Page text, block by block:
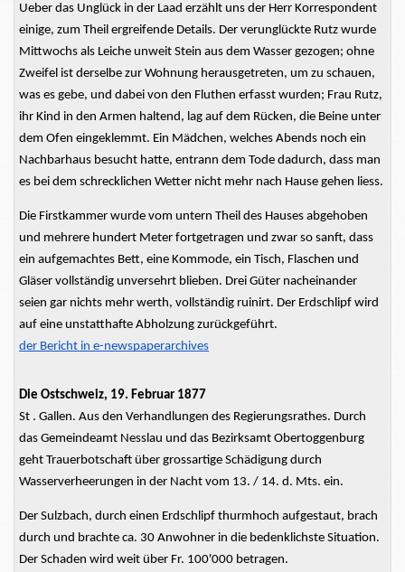
Ueber das Unglück in der Laad erzählt uns der Herr Korrespondent
einige, zum Theil ergreifende Details. Der verunglückte Rutz wurde
Mittwochs als Leiche unweit Stein aus dem Wasser gezogen; ohne
Zweifel ist derselbe zur Wohnung herausgetreten, um zu schauen,
was es gebe, und dabei von den Fluthen erfasst wurden; Frau Rutz,
ihr Kind in den Armen haltend, lag auf dem Rücken, die Beine unter
dem Ofen eingeklemmt. Ein Mädchen, welches Abends noch ein
Nachbarhaus besucht hatte, entrann dem Tode dadurch, dass man
es bei dem schrecklichen Wetter nicht mehr nach Hause gehen liess.
Die Firstkammer wurde vom untern Theil des Hauses abgehoben
und mehrere hundert Meter fortgetragen und zwar so sanft, dass
ein aufgemachtes Bett, eine Kommode, ein Tisch, Flaschen und
Gläser vollständig unversehrt blieben. Drei Güter nacheinander
seien gar nichts mehr werth, vollständig ruinirt. Der Erdschlipf wird
auf eine unstatthafte Abholzung zurückgeführt.
der Bericht in e-newspaperarchives
Die Ostschweiz, 19. Februar 1877
St . Gallen. Aus den Verhandlungen des Regierungsrathes. Durch
das Gemeindeamt Nesslau und das Bezirksamt Obertoggenburg
geht Trauerbotschaft über grossartige Schädigung durch
Wasserverheerungen in der Nacht vom 13. / 14. d. Mts. ein.
Der Sulzbach, durch einen Erdschlipf thurmhoch aufgestaut, brach
durch und brachte ca. 30 Anwohner in die bedenklichste Situation.
Der Schaden wird weit über Fr. 100'000 betragen.